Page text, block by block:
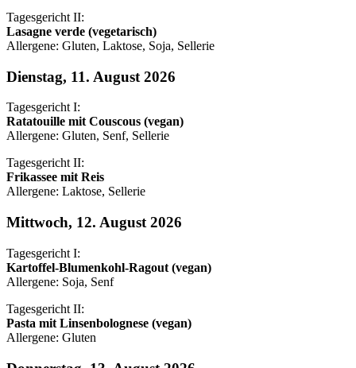
Tagesgericht II:
Lasagne verde (vegetarisch)
Allergene: Gluten, Laktose, Soja, Sellerie
Dienstag, 11. August 2026
Tagesgericht I:
Ratatouille mit Couscous (vegan)
Allergene: Gluten, Senf, Sellerie
Tagesgericht II:
Frikassee mit Reis
Allergene: Laktose, Sellerie
Mittwoch, 12. August 2026
Tagesgericht I:
Kartoffel-Blumenkohl-Ragout (vegan)
Allergene: Soja, Senf
Tagesgericht II:
Pasta mit Linsenbolognese (vegan)
Allergene: Gluten